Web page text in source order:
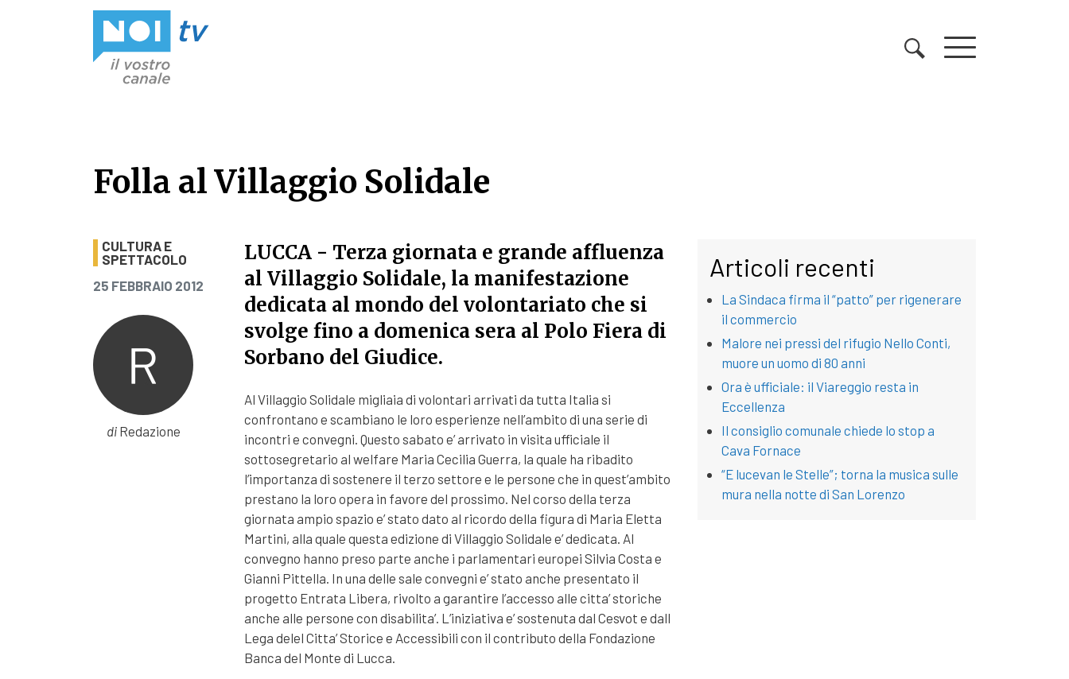
Folla al Villaggio Solidale
Folla al Villaggio Solidale
CULTURA E
SPETTACOLO
PUBBLICATO IL
25 FEBBRAIO 2012
diRedazione
LUCCA - Terza giornata e grande affluenza
al Villaggio Solidale, la manifestazione
dedicata al mondo del volontariato che si
svolge fino a domenica sera al Polo Fiera di
Sorbano del Giudice.
Al Villaggio Solidale migliaia di volontari arrivati da tutta Italia si
confrontano e scambiano le loro esperienze nell’ambito di una serie di
incontri e convegni. Questo sabato e’ arrivato in visita ufficiale il
sottosegretario al welfare Maria Cecilia Guerra, la quale ha ribadito
l’importanza di sostenere il terzo settore e le persone che in quest’ambito
prestano la loro opera in favore del prossimo. Nel corso della terza
giornata ampio spazio e’ stato dato al ricordo della figura di Maria Eletta
Martini, alla quale questa edizione di Villaggio Solidale e’ dedicata. Al
convegno hanno preso parte anche i parlamentari europei Silvia Costa e
Gianni Pittella. In una delle sale convegni e’ stato anche presentato il
progetto Entrata Libera, rivolto a garantire l’accesso alle citta’ storiche
anche alle persone con disabilita’. L’iniziativa e’ sostenuta dal Cesvot e dall
Lega delel Citta’ Storice e Accessibili con il contributo della Fondazione
Banca del Monte di Lucca.
Articoli recenti
La Sindaca firma il “patto” per rigenerare
il commercio
Malore nei pressi del rifugio Nello Conti,
muore un uomo di 80 anni
Ora è ufficiale: il Viareggio resta in
Eccellenza
Il consiglio comunale chiede lo stop a
Cava Fornace
“E lucevan le Stelle”; torna la musica sulle
mura nella notte di San Lorenzo